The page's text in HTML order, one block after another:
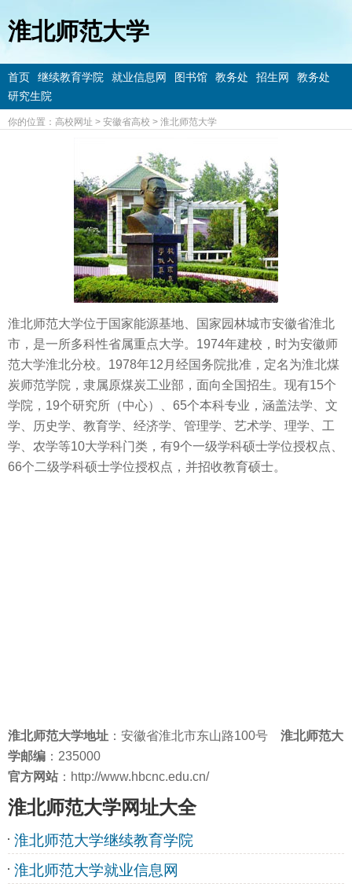
淮北师范大学
首页 继续教育学院 就业信息网 图书馆 教务处 招生网
教务处
研究生院
你的位置： 高校网址 > 安徽省高校 > 淮北师范大学
淮北师范大学位于国家能源基地、国家园林城市安徽省淮北
市，是一所多科性省属重点大学。1974年建校，时为安徽师
范大学淮北分校。1978年12月经国务院批准，定名为淮北煤
炭师范学院，隶属原煤炭工业部，面向全国招生。现有15个
学院，19个研究所（中心）、65个本科专业，涵盖法学、文
学、历史学、教育学、经济学、管理学、艺术学、理学、工
学、农学等10大学科门类，有9个一级学科硕士学位授权点、
66个二级学科硕士学位授权点，并招收教育硕士。
淮北师范大学地址 ：安徽省淮北市东山路100号 淮北师范大
学邮编 ：235000
官方网站 ：http://www.hbcnc.edu.cn/
淮北师范大学网址大全
淮北师范大学继续教育学院
淮北师范大学就业信息网